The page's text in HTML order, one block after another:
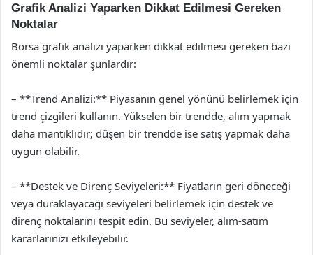
Grafik Analizi Yaparken Dikkat Edilmesi Gereken
Noktalar
Borsa grafik analizi yaparken dikkat edilmesi gereken bazı
önemli noktalar şunlardır:
– **Trend Analizi:** Piyasanın genel yönünü belirlemek için
trend çizgileri kullanın. Yükselen bir trendde, alım yapmak
daha mantıklıdır; düşen bir trendde ise satış yapmak daha
uygun olabilir.
– **Destek ve Direnç Seviyeleri:** Fiyatların geri döneceği
veya duraklayacağı seviyeleri belirlemek için destek ve
direnç noktalarını tespit edin. Bu seviyeler, alım-satım
kararlarınızı etkileyebilir.